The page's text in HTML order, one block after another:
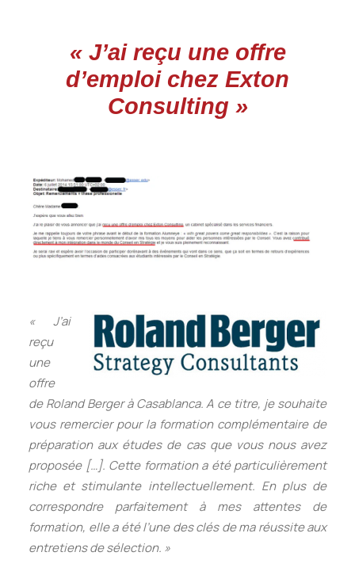
« J’ai reçu une offre
d’emploi chez Exton
Consulting »
« J’ai
reçu
une
offre
de Roland Berger à Casablanca. A ce titre, je souhaite
vous remercier pour la formation complémentaire de
préparation aux études de cas que vous nous avez
proposée […]. Cette formation a été particulièrement
riche et stimulante intellectuellement. En plus de
correspondre parfaitement à mes attentes de
formation, elle a été l’une des clés de ma réussite aux
entretiens de sélection. »